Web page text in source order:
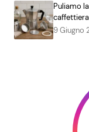
Puliamo
caffettiera
9 Giugno